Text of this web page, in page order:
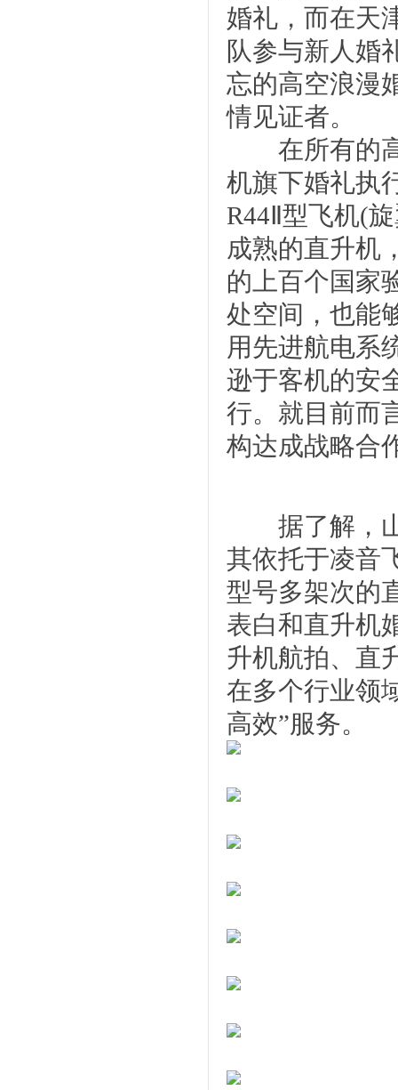
婚礼，而在天
队参与新人婚
忘的高空浪漫
情见证者。
在所有的高
机旗下婚礼执
R44Ⅱ型飞机(
成熟的直升机
的上百个国家
处空间，也能
用先进航电系
逊于客机的安
行。就目前而
构达成战略合
据了解，山
其依托于凌音
型号多架次的
表白和直升机
升机航拍、直
在多个行业领
高效”服务。